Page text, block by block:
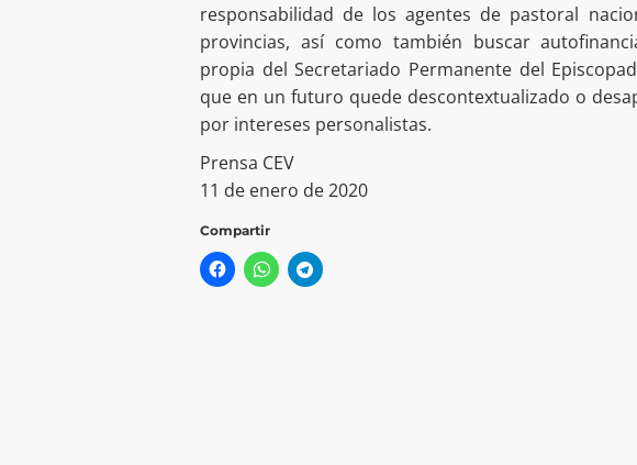
responsabilidad de los agentes de pastoral
provincias, así como también buscar
propia del Secretariado Permanente del
que en un futuro quede descontextualizado o
por intereses personalistas.
Prensa CEV
11 de enero de 2020
Compartir